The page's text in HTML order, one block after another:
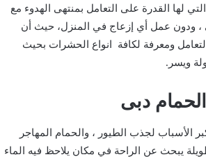
لها القدرة على التعامل بمنتهى الهدوء مع
، ودون عمل أي إزعاج في المنزل، حيث أن
ومعرفة لكافة انواع الحشرات بحيث
ويسر.
دبى
الأسباب لجذب الطيور ، والحمام المهاجر
يبحث عن الراحة في مكان يلاحظ فيه الماء